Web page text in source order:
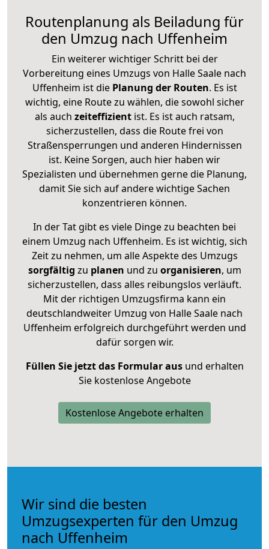
Routenplanung als Beiladung für
den Umzug nach Uffenheim
Ein weiterer wichtiger Schritt bei der
Vorbereitung eines Umzugs von Halle Saale nach
Uffenheim ist diePlanung der Routen. Es ist
wichtig, eine Route zu wählen, die sowohl sicher
als auch zeiteffizientist. Es ist auch ratsam,
sicherzustellen, dass die Route frei von
Straßensperrungen und anderen Hindernissen
ist. Keine Sorgen, auch hier haben wir
Spezialisten und übernehmen gerne die Planung,
damit Sie sich auf andere wichtige Sachen
konzentrieren können.
In der Tat gibt es viele Dinge zu beachten bei
einem Umzug nach Uffenheim. Es ist wichtig, sich
Zeit zu nehmen, um alle Aspekte des Umzugs
sorgfältig zu planen und zu organisieren, um
sicherzustellen, dass alles reibungslos verläuft.
Mit der richtigen Umzugsfirma kann ein
deutschlandweiter Umzug von Halle Saale nach
Uffenheim erfolgreich durchgeführt werden und
dafür sorgen wir.
Füllen Sie jetzt das Formular ausund erhalten
Sie kostenlose Angebote
Kostenlose Angebote erhalten
Wir sind die besten
Umzugsexperten für den Umzug
nach Uffenheim